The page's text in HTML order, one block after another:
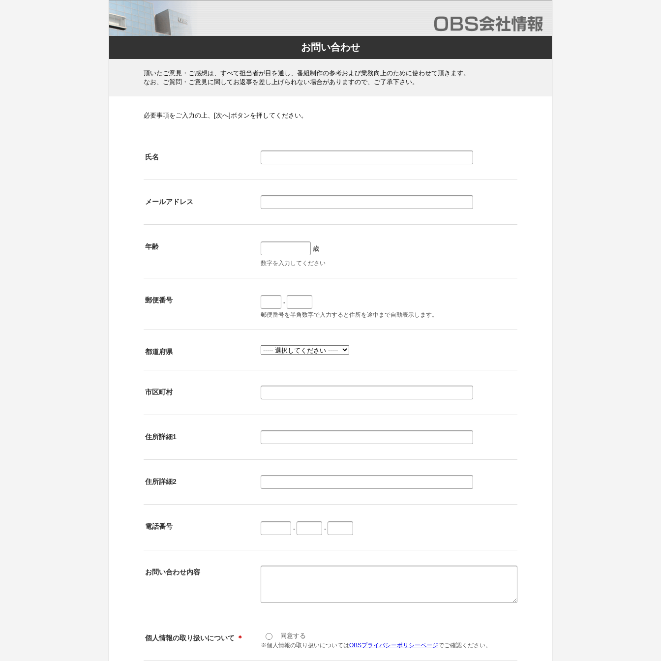
お問い合わせ
頂いたご意見・ご感想は、すべて担当者が目を通し、番組制作の参考および業務向上のために使わせて頂きます。
なお、ご質問・ご意見に関してお返事を差し上げられない場合がありますので、ご了承下さい。
必要事項をご入力の上、[次へ]ボタンを押してください。
氏名
メールアドレス
年齢 歳
数字を入力してください
郵便番号 -
郵便番号を半角数字で入力すると住所を途中まで自動表示します。
都道府県
市区町村
住所詳細1
住所詳細2
電話番号 - -
お問い合わせ内容
個人情報の取り扱いについて ＊ 同意する
※個人情報の取り扱いについてはOBSプライバシーポリシーページでご確認ください。